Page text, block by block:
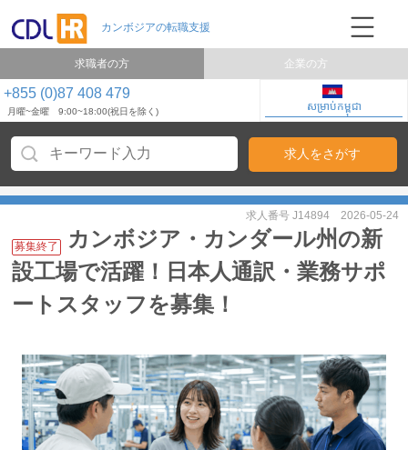
+855 (0)87 408 479
月曜~金曜 9:00~18:00(祝日を除く) សម្រាប់កម្ពុជា
求職者の方 企業の方
募集終了
カンボジア・カンダール州の新
設工場で活躍！日本人通訳・業務サポ
ートスタッフを募集！
求人番号 J14894 2026-05-24